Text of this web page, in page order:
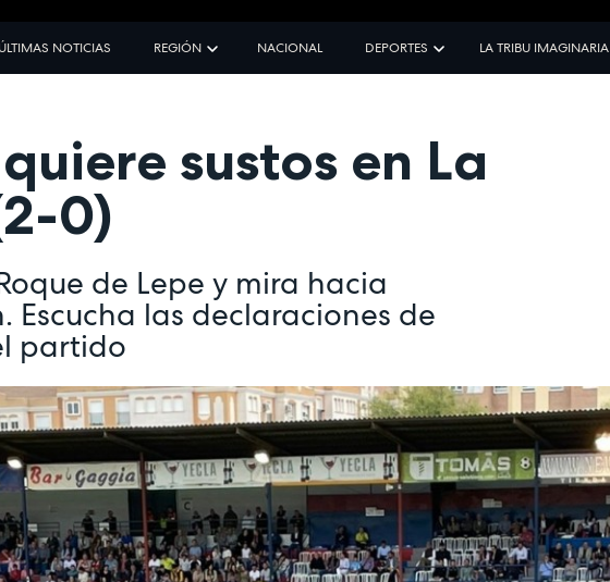
ÚLTIMAS NOTICIAS REGIÓN NACIONAL DEPORTES LA TRIBU IMAGINARIA
sustos en La
0)
de Lepe y mira hacia
las declaraciones de
partido